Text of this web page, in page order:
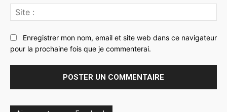
:
Enregistrer mon nom, email et site web dans ce navigateur
pour la prochaine fois que je commenterai.